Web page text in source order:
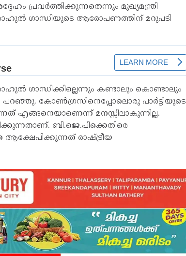
പ്രവർത്തിക്കുന്നതെന്നും മുഖ്യമന്ത്രി
രാഹുൽ ഗാന്ധിയുടെ ആരോപണത്തിന് മറുപടി
ഗാന്ധിക്കില്ലെന്നും കണ്ടാലും കൊണ്ടാലും
പറഞ്ഞു. കോൺഗ്രസിനെപ്പോലൊരു പാർട്ടിയുടെ
എങ്ങനെയാണെന്ന് മനസ്സിലാകുന്നില്ല.
ബി.ജെ.പിക്കെതിരെ
ആക്ഷേപിക്കുന്നത് രാഷ്ട്രീയ